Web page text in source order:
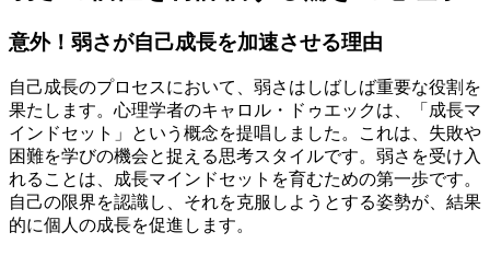
意外！弱さが自己成長を加速させる理由
自己成長のプロセスにおいて、弱さはしばしば重要な役割を
果たします。心理学者のキャロル・ドゥエックは、「成長マ
インドセット」という概念を提唱しました。これは、失敗や
困難を学びの機会と捉える思考スタイルです。弱さを受け入
れることは、成長マインドセットを育むための第一歩です。
自己の限界を認識し、それを克服しようとする姿勢が、結果
的に個人の成長を促進します。